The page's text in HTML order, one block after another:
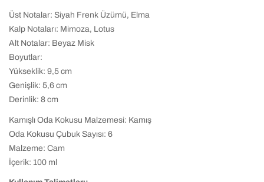
Üst Notalar: Siyah Frenk Üzümü, Elma
Kalp Notaları: Mimoza, Lotus
Alt Notalar: Beyaz Misk
Boyutlar:
Yükseklik: 9,5 cm
Genişlik: 5,6 cm
Derinlik: 8 cm
Kamışlı Oda Kokusu Malzemesi: Kamış
Oda Kokusu Çubuk Sayısı: 6
Malzeme: Cam
İçerik: 100 ml